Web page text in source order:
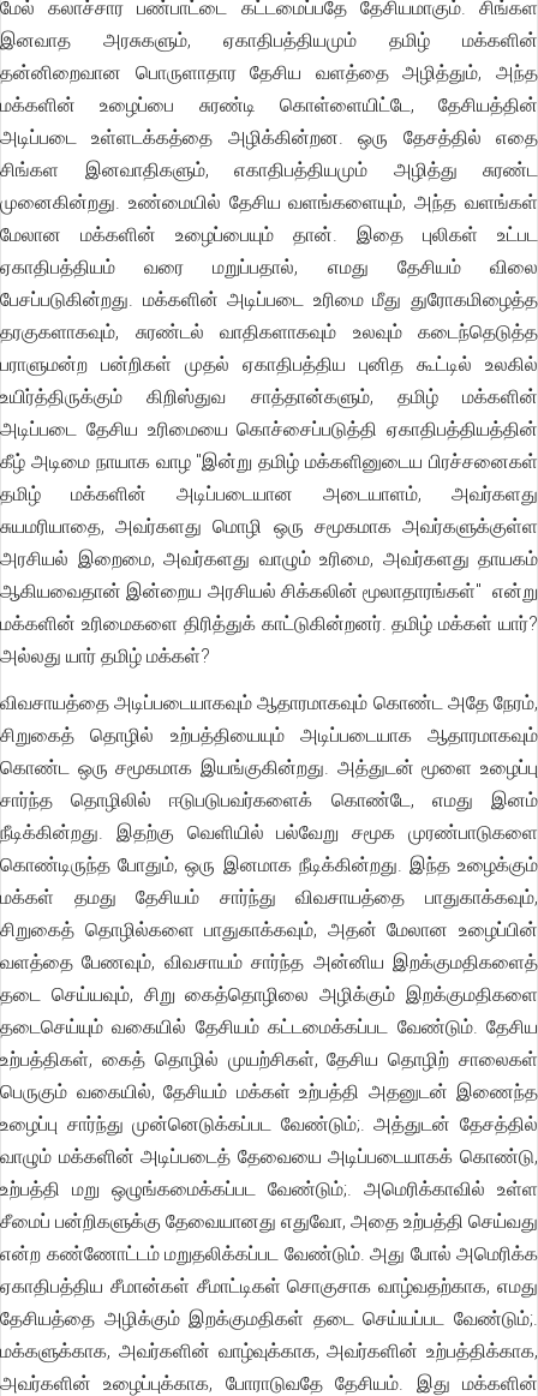
மேல் கலாச்சார பண்பாட்டை கட்டமைப்பதே தேசியமாகும். சிங்கள
இனவாத அரசுகளும், ஏகாதிபத்தியமும் தமிழ் மக்களின்
தன்னிறைவான பொருளாதார தேசிய வளத்தை அழித்தும், அந்த
மக்களின் உழைப்பை சுரண்டி கொள்ளையிட்டே, தேசியத்தின்
அடிப்படை உள்ளடக்கத்தை அழிக்கின்றன. ஒரு தேசத்தில் எதை
சிங்கள இனவாதிகளும், எகாதிபத்தியமும் அழித்து சுரண்ட
முனைகின்றது. உண்மையில் தேசிய வளங்களையும், அந்த வளங்கள்
மேலான மக்களின் உழைப்பையும் தான். இதை புலிகள் உட்பட
ஏகாதிபத்தியம் வரை மறுப்பதால், எமது தேசியம் விலை
பேசப்படுகின்றது. மக்களின் அடிப்படை உரிமை மீது துரோகமிழைத்த
தரகுகளாகவும், சுரண்டல் வாதிகளாகவும் உலவும் கடைந்தெடுத்த
பராளுமன்ற பன்றிகள் முதல் ஏகாதிபத்திய புனித கூட்டில் உலகில்
உயிர்த்திருக்கும் கிறிஸ்துவ சாத்தான்களும், தமிழ் மக்களின்
அடிப்படை தேசிய உரிமையை கொச்சைப்படுத்தி ஏகாதிபத்தியத்தின்
கீழ் அடிமை நாயாக வாழ "இன்று தமிழ் மக்களினுடைய பிரச்சனைகள்
தமிழ் மக்களின் அடிப்படையான அடையாளம், அவர்களது
சுயமரியாதை, அவர்களது மொழி ஒரு சமூகமாக அவர்களுக்குள்ள
அரசியல் இறைமை, அவர்களது வாழும் உரிமை, அவர்களது தாயகம்
ஆகியவைதான் இன்றைய அரசியல் சிக்கலின் மூலாதாரங்கள்" என்று
மக்களின் உரிமைகளை திரித்துக் காட்டுகின்றனர். தமிழ் மக்கள் யார்?
அல்லது யார் தமிழ் மக்கள்?
விவசாயத்தை அடிப்படையாகவும் ஆதாரமாகவும் கொண்ட அதே நேரம்,
சிறுகைத் தொழில் உற்பத்தியையும் அடிப்படையாக ஆதாரமாகவும்
கொண்ட ஒரு சமூகமாக இயங்குகின்றது. அத்துடன் மூளை உழைப்பு
சார்ந்த தொழிலில் ஈடுபடுபவர்களைக் கொண்டே, எமது இனம்
நீடிக்கின்றது. இதற்கு வெளியில் பல்வேறு சமூக முரண்பாடுகளை
கொண்டிருந்த போதும், ஒரு இனமாக நீடிக்கின்றது. இந்த உழைக்கும்
மக்கள் தமது தேசியம் சார்ந்து விவசாயத்தை பாதுகாக்கவும்,
சிறுகைத் தொழில்களை பாதுகாக்கவும், அதன் மேலான உழைப்பின்
வளத்தை பேணவும், விவசாயம் சார்ந்த அன்னிய இறக்குமதிகளைத்
தடை செய்யவும், சிறு கைத்தொழிலை அழிக்கும் இறக்குமதிகளை
தடைசெய்யும் வகையில் தேசியம் கட்டமைக்கப்பட வேண்டும். தேசிய
உற்பத்திகள், கைத் தொழில் முயற்சிகள், தேசிய தொழிற் சாலைகள்
பெருகும் வகையில், தேசியம் மக்கள் உற்பத்தி அதனுடன் இணைந்த
உழைப்பு சார்ந்து முன்னெடுக்கப்பட வேண்டும்;. அத்துடன் தேசத்தில்
வாழும் மக்களின் அடிப்படைத் தேவையை அடிப்படையாகக் கொண்டு,
உற்பத்தி மறு ஒழுங்கமைக்கப்பட வேண்டும்;. அமெரிக்காவில் உள்ள
சீமைப் பன்றிகளுக்கு தேவையானது எதுவோ, அதை உற்பத்தி செய்வது
என்ற கண்ணோட்டம் மறுதலிக்கப்பட வேண்டும். அது போல் அமெரிக்க
ஏகாதிபத்திய சீமான்கள் சீமாட்டிகள் சொகுசாக வாழ்வதற்காக, எமது
தேசியத்தை அழிக்கும் இறக்குமதிகள் தடை செய்யப்பட வேண்டும்;.
மக்களுக்காக, அவர்களின் வாழ்வுக்காக, அவர்களின் உற்பத்திக்காக,
அவர்களின் உழைப்புக்காக, போராடுவதே தேசியம். இது மக்களின்